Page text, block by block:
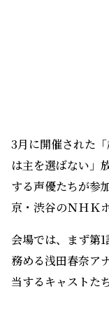
会場では、まず第
務める浅田春奈ア
当するキャストた